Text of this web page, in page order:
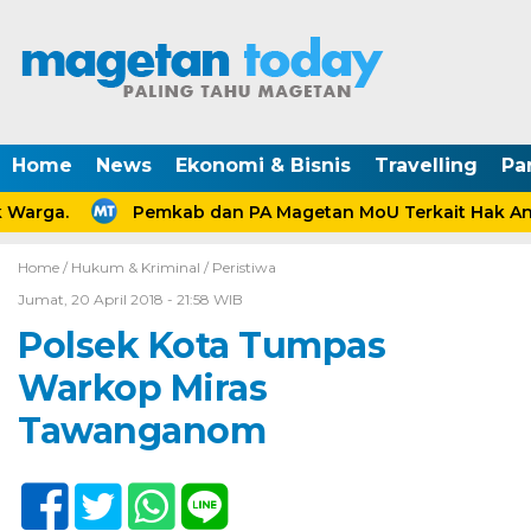
Home News Ekonomi & Bisnis Travelling
Pemkab dan PA Magetan MoU Terkait Hak
Home / Hukum & Kriminal / Peristiwa
Jumat, 20 April 2018 - 21:58 WIB
Polsek Kota Tumpas
Warkop Miras
Tawanganom